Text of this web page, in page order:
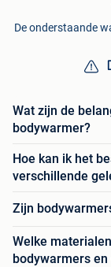
De onderstaande
Wat zijn de
bodywarmer?
Hoe kan ik het
verschillende
Zijn
Welke
bodywarmers